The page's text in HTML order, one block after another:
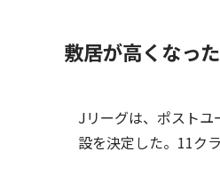
敷居が高くなっ
Jリーグは、ポスト
設を決定した。11ク